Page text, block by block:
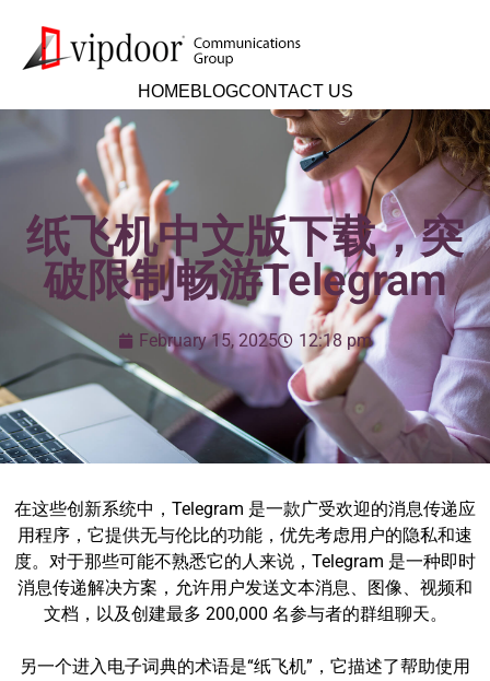
HOMEBLOGCONTACT US
纸飞机中文版下载，突
破限制畅游Telegram
February 15, 2025 12:18 pm
在这些创新系统中，Telegram 是一款广受欢迎的消息传递应
用程序，它提供无与伦比的功能，优先考虑用户的隐私和速
度。对于那些可能不熟悉它的人来说，Telegram 是一种即时
消息传递解决方案，允许用户发送文本消息、图像、视频和
文档，以及创建最多 200,000 名参与者的群组聊天。
另一个进入电子词典的术语是“纸飞机”，它描述了帮助使用